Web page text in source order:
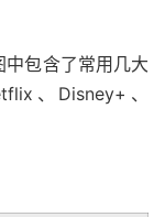
包含了常用几大
、Disney+、